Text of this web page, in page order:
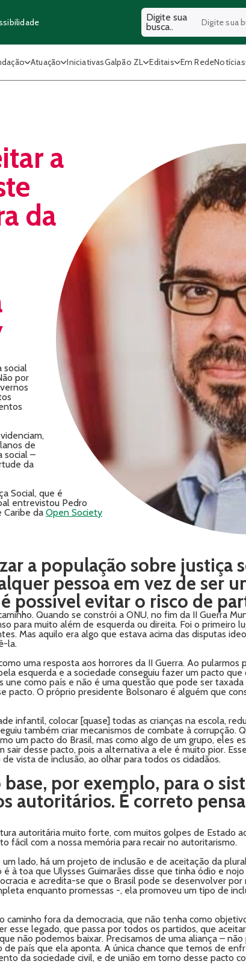
Digite sua
busca..
Atuação IniciativasGalpão ZL Editais Em RedeNotícias
a
da
social
por
de
social –
da
Social, que é
entrevistou Pedro
Caribe da Open Society
a população sobre justiça
pessoa em vez de ser
possível evitar o risco de
Quando se constrói a ONU, no fim da II Guerra
para muito além de esquerda ou direita. Foi o primeiro
Mas aquilo era algo que estava acima das disputas
la.
uma resposta aos horrores da II Guerra. Ao pularmos
esquerda e a sociedade conseguiu fazer um pacto
como país e não é uma questão que pode ser
pacto. O próprio presidente Bolsonaro é alguém que
infantil, colocar [quase] todas as crianças na escola,
também criar mecanismos de combate à corrupção.
um pacto do Brasil, mas como algo de um grupo, eles
desse pacto, pois a alternativa a ele é muito pior.
vista de inclusão, ao olhar para todos os cidadãos.
por exemplo, para o
autoritários. É correto
autoritária muito forte, com muitos golpes de Estado
fácil com a nossa memória para recair no autoritarismo.
lado, há um projeto de inclusão e de aceitação da
à toa que Ulysses Guimarães disse que tinha ódio e
e acredita-se que o Brasil pode se desenvolver por
enquanto promessas -, ela promoveu um tipo de
fora da democracia, que não tenha como
legado, que passa por todos os partidos, que
não podemos baixar. Precisamos de uma aliança –
país que ela aponta. A única chance que temos de
da sociedade civil, e de união em torno desse pacto